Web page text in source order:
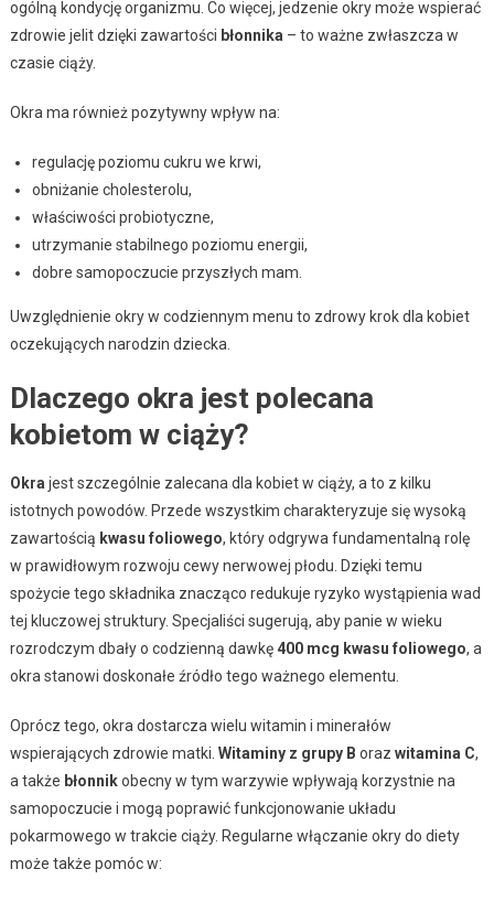
ogólną kondycję organizmu. Co więcej, jedzenie okry może wspierać
zdrowie jelit dzięki zawartości błonnika – to ważne zwłaszcza w
czasie ciąży.
Okra ma również pozytywny wpływ na:
regulację poziomu cukru we krwi,
obniżanie cholesterolu,
właściwości probiotyczne,
utrzymanie stabilnego poziomu energii,
dobre samopoczucie przyszłych mam.
Uwzględnienie okry w codziennym menu to zdrowy krok dla kobiet
oczekujących narodzin dziecka.
Dlaczego okra jest polecana
kobietom w ciąży?
Okra jest szczególnie zalecana dla kobiet w ciąży, a to z kilku
istotnych powodów. Przede wszystkim charakteryzuje się wysoką
zawartością kwasu foliowego, który odgrywa fundamentalną rolę
w prawidłowym rozwoju cewy nerwowej płodu. Dzięki temu
spożycie tego składnika znacząco redukuje ryzyko wystąpienia wad
tej kluczowej struktury. Specjaliści sugerują, aby panie w wieku
rozrodczym dbały o codzienną dawkę400 mcg kwasu foliowego, a
okra stanowi doskonałe źródło tego ważnego elementu.
Oprócz tego, okra dostarcza wielu witamin i minerałów
wspierających zdrowie matki. Witaminy z grupy B oraz witamina C,
a także błonnikobecny w tym warzywie wpływają korzystnie na
samopoczucie i mogą poprawić funkcjonowanie układu
pokarmowego w trakcie ciąży. Regularne włączanie okry do diety
może także pomóc w: